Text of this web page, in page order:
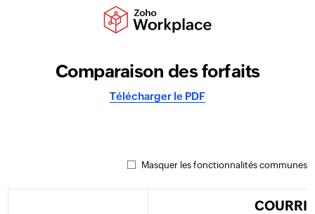
Comparaison des forfaits
Télécharger le PDF
Masquer les fonctionnalités communes